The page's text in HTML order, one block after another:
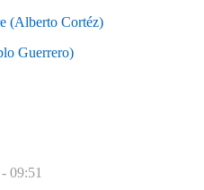
(Alberto Cortéz)
Guerrero)
09:51